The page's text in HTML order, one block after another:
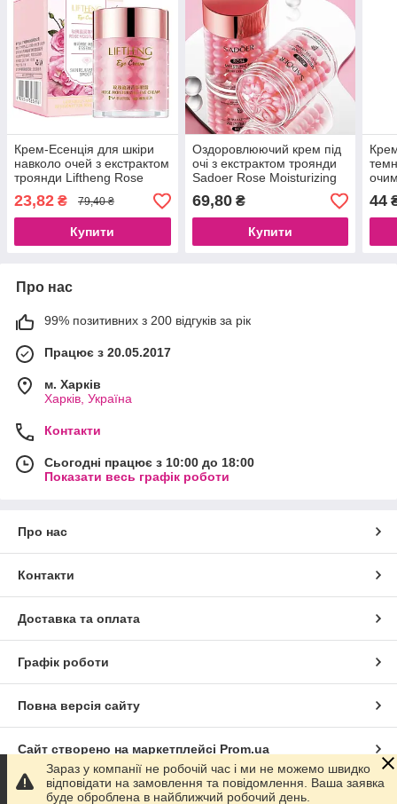
Крем-Есенція для шкіри
навколо очей з екстрактом
троянди Liftheng Rose
Moisturizing Eye Cream, 60
г
23,82 ₴ 79,40 ₴
Купити
Оздоровлюючий крем під
очі з екстрактом троянди
Sadoer Rose Moisturizing
Shiny Eye Cream, 60 г
69,80₴
Купити
44
Про нас
99% позитивних з 200 відгуків за рік
Працює з 20.05.2017
м. Харків
Харків, Україна
Контакти
Сьогодні працює з 10:00 до 18:00
Показати весь графік роботи
Про нас
Контакти
Доставка та оплата
Графік роботи
Повна версія сайту
Сайт створено на маркетплейсі Prom.ua
Політика конфіденційності
Зараз у компанії не робочій час і ми не можемо швидко
відповідати на замовлення та повідомлення. Ваша заявка
буде оброблена в найближчий робочий день.